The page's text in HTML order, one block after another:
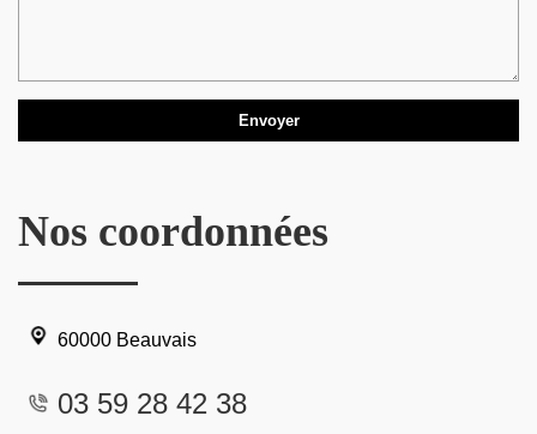
Nos coordonnées
60000 Beauvais
03 59 28 42 38